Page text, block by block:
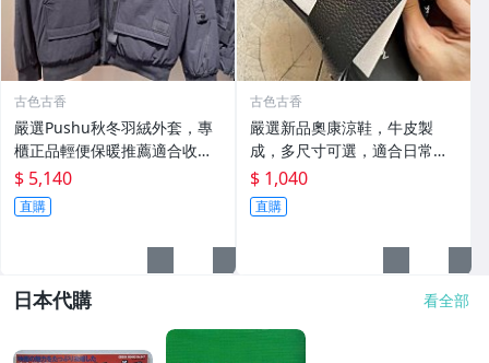
古色古香
嚴選Pushu秋冬羽絨外套，專
櫃正品輕便保暖推薦適合收藏
秋冬羽絨 外套 保暖
$ 5,140
直購
古色古香
嚴選新品奧康涼鞋，牛皮製
成，多尺寸可選，適合日常搭
配收藏 涼鞋 牛皮 奧康
$ 1,040
直購
日本代購 看全部